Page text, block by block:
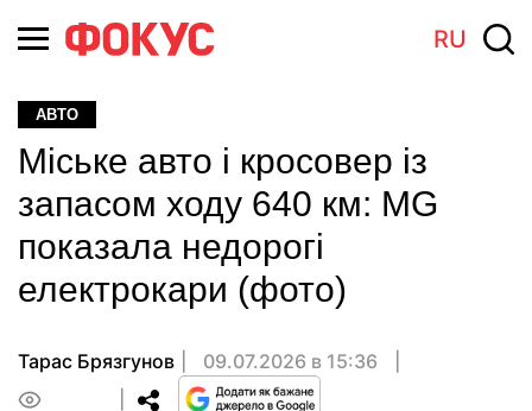
RU
АВТО
Міське авто і кросовер із
запасом ходу 640 км: MG
показала недорогі
електрокари (фото)
Тарас Брязгунов
09.07.2026 в 15:36